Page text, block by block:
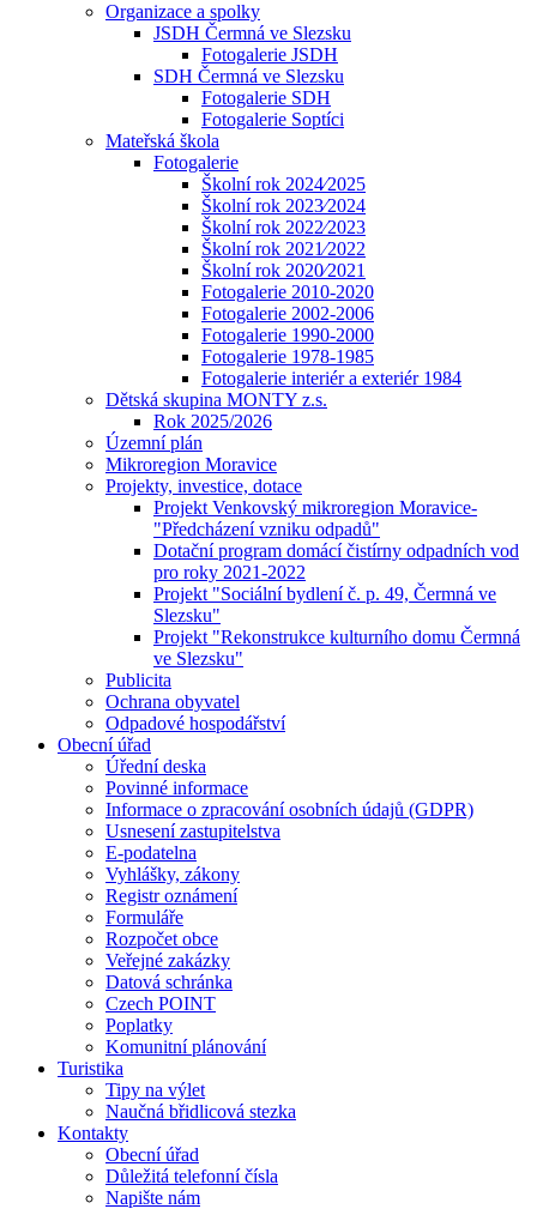
Organizace a spolky
JSDH Čermná ve Slezsku
Fotogalerie JSDH
SDH Čermná ve Slezsku
Fotogalerie SDH
Fotogalerie Soptíci
Mateřská škola
Fotogalerie
Školní rok 2024⁄2025
Školní rok 2023⁄2024
Školní rok 2022⁄2023
Školní rok 2021⁄2022
Školní rok 2020⁄2021
Fotogalerie 2010-2020
Fotogalerie 2002-2006
Fotogalerie 1990-2000
Fotogalerie 1978-1985
Fotogalerie interiér a exteriér 1984
Dětská skupina MONTY z.s.
Rok 2025/2026
Územní plán
Mikroregion Moravice
Projekty, investice, dotace
Projekt Venkovský mikroregion Moravice-
"Předcházení vzniku odpadů"
Dotační program domácí čistírny odpadních vod
pro roky 2021-2022
Projekt "Sociální bydlení č. p. 49, Čermná ve
Slezsku"
Projekt "Rekonstrukce kulturního domu Čermná
ve Slezsku"
Publicita
Ochrana obyvatel
Odpadové hospodářství
Obecní úřad
Úřední deska
Povinné informace
Informace o zpracování osobních údajů (GDPR)
Usnesení zastupitelstva
E-podatelna
Vyhlášky, zákony
Registr oznámení
Formuláře
Rozpočet obce
Veřejné zakázky
Datová schránka
Czech POINT
Poplatky
Komunitní plánování
Turistika
Tipy na výlet
Naučná břidlicová stezka
Kontakty
Obecní úřad
Důležitá telefonní čísla
Napište nám